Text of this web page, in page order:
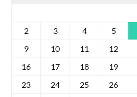
2
3 4 5
9
10 11 12
16
17 18 19
23
24 25 26